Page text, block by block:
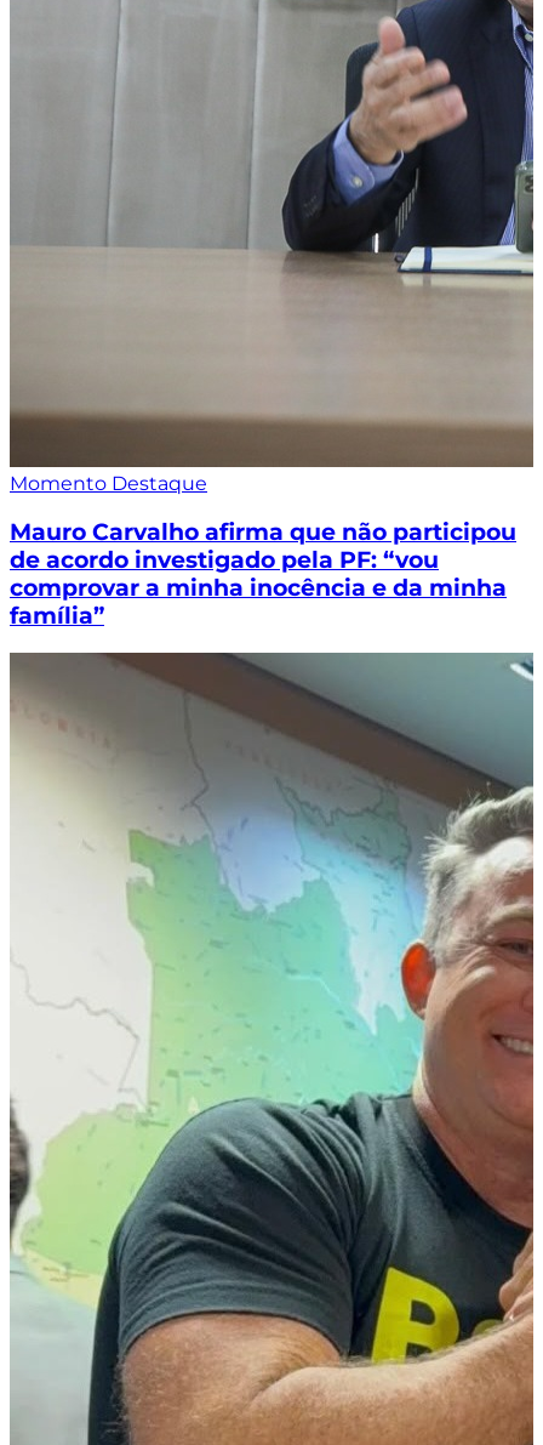
Momento Destaque
Mauro Carvalho afirma que não participou
de acordo investigado pela PF: “vou
comprovar a minha inocência e da minha
família”